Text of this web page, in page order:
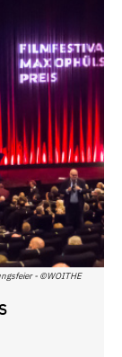
- ©WOITHE